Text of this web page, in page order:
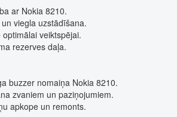
ar Nokia 8210.
viegla uzstādīšana.
veiktspējai.
rezerves daļa.
buzzer nomaiņa Nokia 8210.
zvaniem un paziņojumiem.
apkope un remonts.